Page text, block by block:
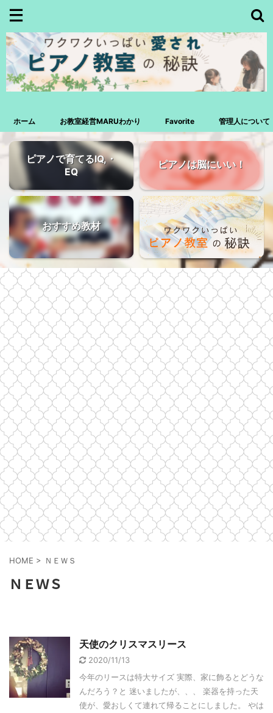
ホーム お教室経営MARUわかり Favorite 管理人について
ピアノで育てるIQ,・
EQ
ピアノは脳にいい！
おすすめ教材
HOME > ＮＥＷＳ
ＮＥＷＳ
天使のクリスマスリース
2020/11/13
今年のリースは特大サイズ 実際、家に飾るとどうな
んだろう？と 迷いましたが、、、 楽器を持った天
使が、愛おしくて連れて帰ることにしました。 やは